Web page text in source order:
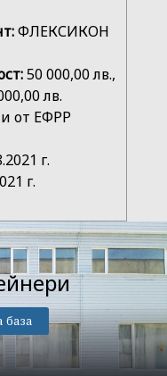
ФЛЕКСИКОН
50 000,00 лв.,
лв.
от ЕФРР
г.
г.
база